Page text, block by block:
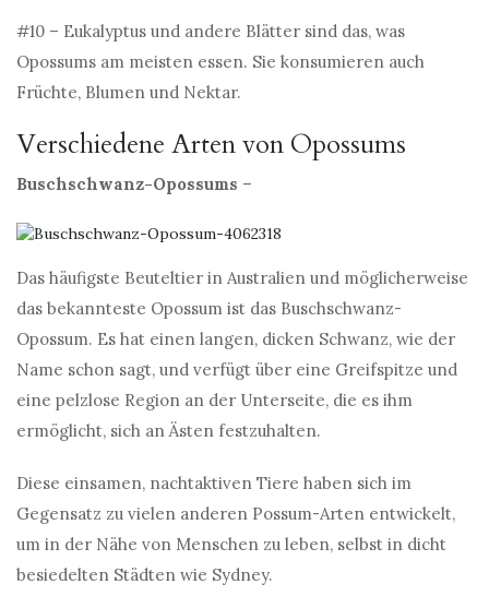
#10 – Eukalyptus und andere Blätter sind das, was
Opossums am meisten essen. Sie konsumieren auch
Früchte, Blumen und Nektar.
Verschiedene Arten von Opossums
Buschschwanz-Opossums –
Das häufigste Beuteltier in Australien und möglicherweise
das bekannteste Opossum ist das Buschschwanz-
Opossum. Es hat einen langen, dicken Schwanz, wie der
Name schon sagt, und verfügt über eine Greifspitze und
eine pelzlose Region an der Unterseite, die es ihm
ermöglicht, sich an Ästen festzuhalten.
Diese einsamen, nachtaktiven Tiere haben sich im
Gegensatz zu vielen anderen Possum-Arten entwickelt,
um in der Nähe von Menschen zu leben, selbst in dicht
besiedelten Städten wie Sydney.